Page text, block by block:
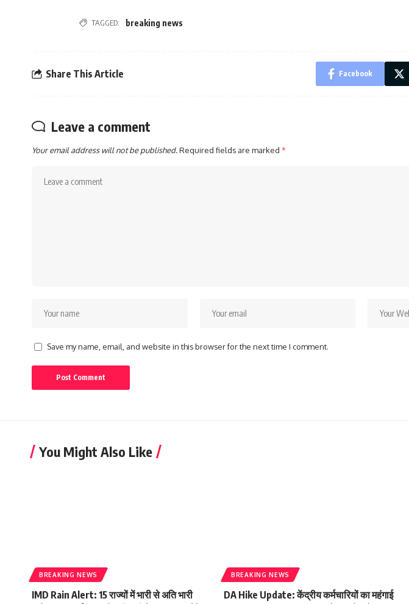
TAGGED: breaking news
Share This Article Facebook
Leave a comment
Your email address will not be published.Required fields are marked *
Save my name, email, and website in this browser for the next time I comment.
You Might Also Like
BREAKING NEWS
IMD Rain Alert: 15 राज्यों में भारी से अति भारी
BREAKING NEWS
DA Hike Update: केंद्रीय कर्मचारियों का महंगाई